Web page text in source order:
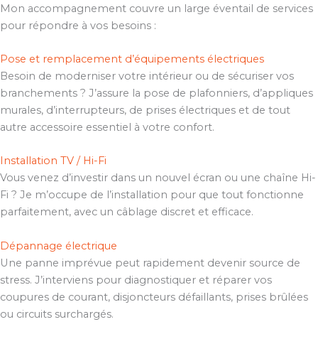
Mon accompagnement couvre un large éventail de services
pour répondre à vos besoins :
Pose et remplacement d’équipements électriques
Besoin de moderniser votre intérieur ou de sécuriser vos
branchements ? J’assure la pose de plafonniers, d’appliques
murales, d’interrupteurs, de prises électriques et de tout
autre accessoire essentiel à votre confort.
Installation TV / Hi-Fi
Vous venez d’investir dans un nouvel écran ou une chaîne Hi-
Fi ? Je m’occupe de l’installation pour que tout fonctionne
parfaitement, avec un câblage discret et efficace.
Dépannage électrique
Une panne imprévue peut rapidement devenir source de
stress. J’interviens pour diagnostiquer et réparer vos
coupures de courant, disjoncteurs défaillants, prises brûlées
ou circuits surchargés.